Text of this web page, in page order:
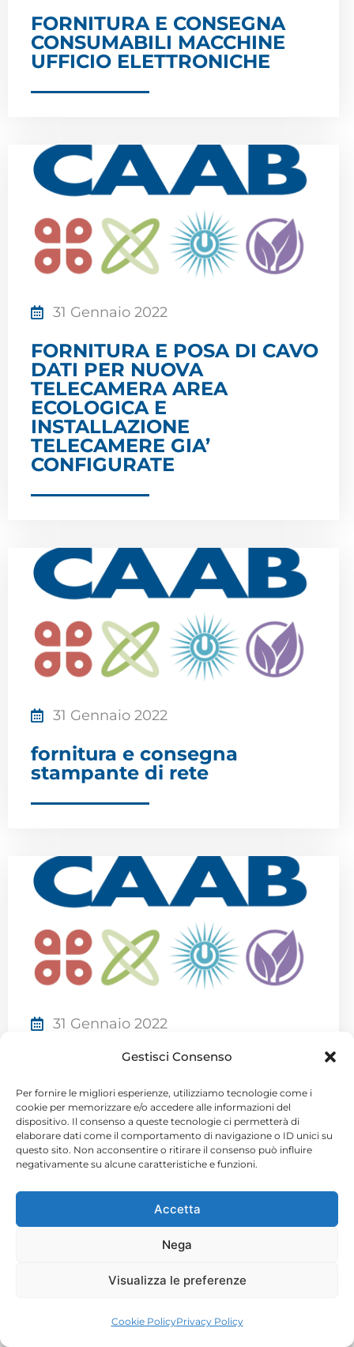
Gestisci Consenso
Per fornire le migliori esperienze, utilizziamo tecnologie come i
cookie per memorizzare e/o accedere alle informazioni del
dispositivo. Il consenso a queste tecnologie ci permetterà di
elaborare dati come il comportamento di navigazione o ID unici su
questo sito. Non acconsentire o ritirare il consenso può influire
negativamente su alcune caratteristiche e funzioni.
Accetta
Nega
Visualizza le preferenze
Cookie PolicyPrivacy Policy
FORNITURA E CONSEGNA
CONSUMABILI MACCHINE
UFFICIO ELETTRONICHE
31 Gennaio 2022
FORNITURA E POSA DI CAVO
DATI PER NUOVA
TELECAMERA AREA
ECOLOGICA E
INSTALLAZIONE
TELECAMERE GIA’
CONFIGURATE
31 Gennaio 2022
fornitura e consegna
stampante di rete
31 Gennaio 2022
intervento su derivato
31 Gennaio 2022